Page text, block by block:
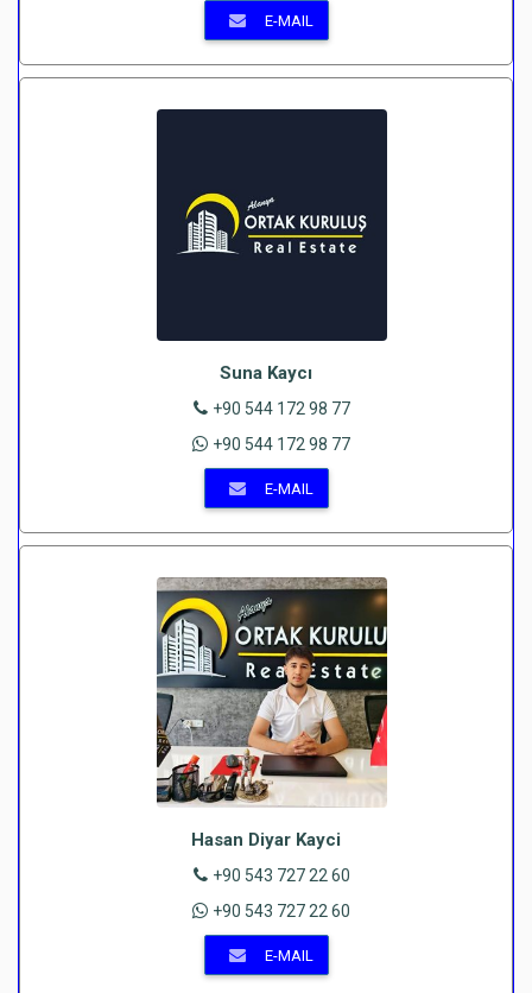
E-MAIL
Suna Kaycı
+90 544 172 98 77
+90 544 172 98 77
E-MAIL
Hasan Diyar Kayci
+90 543 727 22 60
+90 543 727 22 60
E-MAIL